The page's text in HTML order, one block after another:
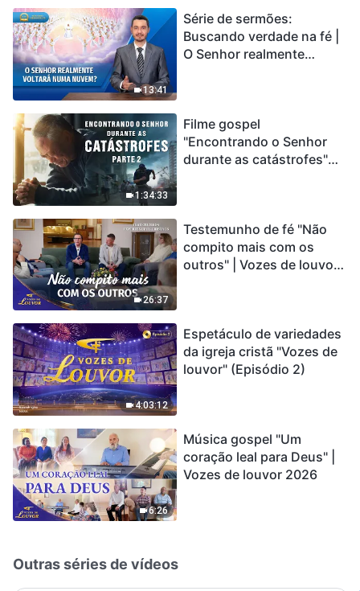
13:41
Série de sermões:
Buscando verdade na fé |
O Senhor realmente
1:34:33
Filme gospel
"Encontrando o Senhor
durante as catástrofes"
catástrofes ccontecem, a
humanidade está
entrando em contagem
26:37
Testemunho de fé "Não
compito mais com os
outros" | Vozes de louvor
4:03:12
Espetáculo de variedades
da igreja cristã "Vozes de
louvor" (Episódio 2)
6:26
Música gospel "Um
coração leal para Deus" |
Vozes de louvor 2026
Outras séries de vídeos